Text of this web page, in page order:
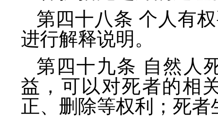
第四十八条 个人有
进行解释说明。
第四十九条 自然人
益，可以对死者的相
正、删除等权利；死